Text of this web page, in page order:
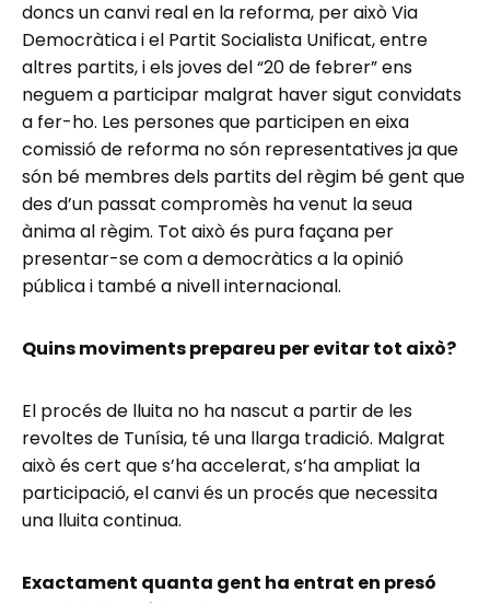
doncs un canvi real en la reforma, per això Via
Democràtica i el Partit Socialista Unificat, entre
altres partits, i els joves del “20 de febrer” ens
neguem a participar malgrat haver sigut convidats
a fer-ho. Les persones que participen en eixa
comissió de reforma no són representatives ja que
són bé membres dels partits del règim bé gent que
des d’un passat compromès ha venut la seua
ànima al règim. Tot això és pura façana per
presentar-se com a democràtics a la opinió
pública i també a nivell internacional.
Quins moviments prepareu per evitar tot això?
El procés de lluita no ha nascut a partir de les
revoltes de Tunísia, té una llarga tradició. Malgrat
això és cert que s’ha accelerat, s’ha ampliat la
participació, el canvi és un procés que necessita
una lluita continua.
Exactament quanta gent ha entrat en presó